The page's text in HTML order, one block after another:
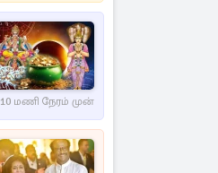
10 மணி நேரம் முன்